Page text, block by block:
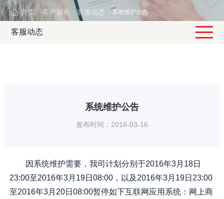
首页 · 客户服务 · 客服动态 · 系统维护公告
客服动态
系统维护公告
发布时间：2016-03-16
因系统维护需要，我司计划分别于2016年3月18日
23:00至2016年3月19日08:00，以及2016年3月19日23:00
至2016年3月20日08:00暂停如下互联网应用系统：网上商